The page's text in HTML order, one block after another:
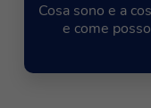
Cosa sono e a
e come